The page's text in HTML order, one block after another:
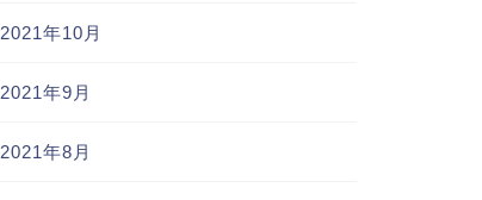
2021年10月
2021年9月
2021年8月